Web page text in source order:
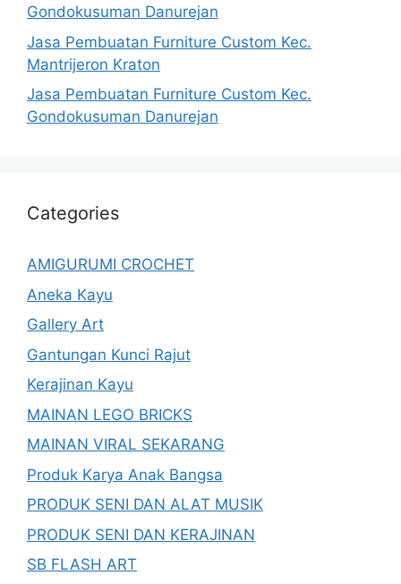
Gondokusuman Danurejan
Jasa Pembuatan Furniture Custom Kec.
Mantrijeron Kraton
Jasa Pembuatan Furniture Custom Kec.
Gondokusuman Danurejan
Categories
AMIGURUMI CROCHET
Aneka Kayu
Gallery Art
Gantungan Kunci Rajut
Kerajinan Kayu
MAINAN LEGO BRICKS
MAINAN VIRAL SEKARANG
Produk Karya Anak Bangsa
PRODUK SENI DAN ALAT MUSIK
PRODUK SENI DAN KERAJINAN
SB FLASH ART